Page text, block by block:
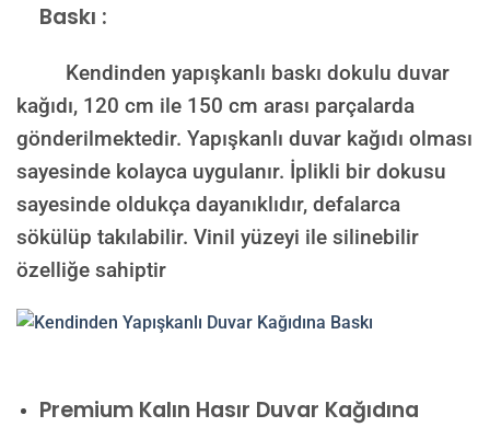
Baskı :
Kendinden yapışkanlı baskı dokulu duvar
kağıdı, 120 cm ile 150 cm arası parçalarda
gönderilmektedir. Yapışkanlı duvar kağıdı olması
sayesinde kolayca uygulanır. İplikli bir dokusu
sayesinde oldukça dayanıklıdır, defalarca
sökülüp takılabilir. Vinil yüzeyi ile silinebilir
özelliğe sahiptir
Premium Kalın Hasır Duvar Kağıdına